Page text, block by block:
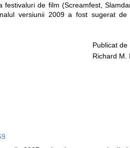
de film (Screamfest,
versiunii 2009 a fost sugerat de
Publicat de
Richard M.